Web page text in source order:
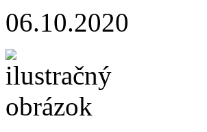
06.10.2020